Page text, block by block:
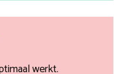
werkt.